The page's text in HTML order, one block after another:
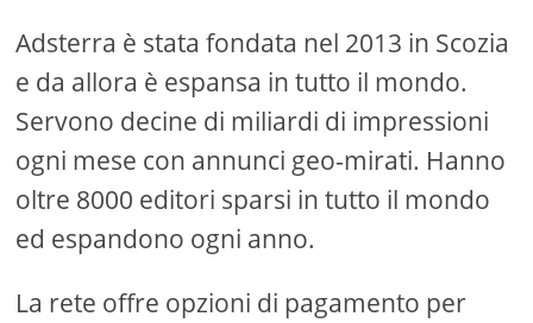
Adsterra è stata fondata nel 2013 in Scozia
e da allora è espansa in tutto il mondo.
Servono decine di miliardi di impressioni
ogni mese con annunci geo-mirati. Hanno
oltre 8000 editori sparsi in tutto il mondo
ed espandono ogni anno.
La rete offre opzioni di pagamento per